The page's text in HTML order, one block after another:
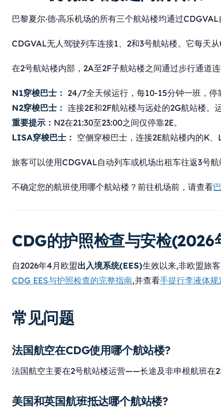
巴黎夏尔·德·高乐机场的所有三个航站楼均通过
CDGVAL无人驾驶列车连接1、2和3号航站楼。它每天
在2号航站楼内部，2A至2F子航站楼之间通过步行通道
N1穿梭巴士： 24/7全天候运行，每10-15分钟一班，停
N2穿梭巴士： 连接2E和2F航站楼与远处的2G航站楼。
重要提示： N2在21:30至23:00之间仅停靠2E。
LISA穿梭巴士： 空侧穿梭巴士，连接2E航站楼内的K
旅客可以使用CDGVAL自动列车或机场出租车往返3号
不确定您的航班使用哪个航站楼？前往机场前，请查看
CDG的护照检查与安检(2026
自2026年4月欧盟出入境系统(EES)生效以来,非欧盟旅
CDG EES与护照检查的完整指南,并查看手提行李液体规
常见问题
法国航空在CDG使用哪个航站楼?
法国航空主要在2号航站楼运营——长途及非申根航班在
美国和英国航班抵达哪个航站楼?